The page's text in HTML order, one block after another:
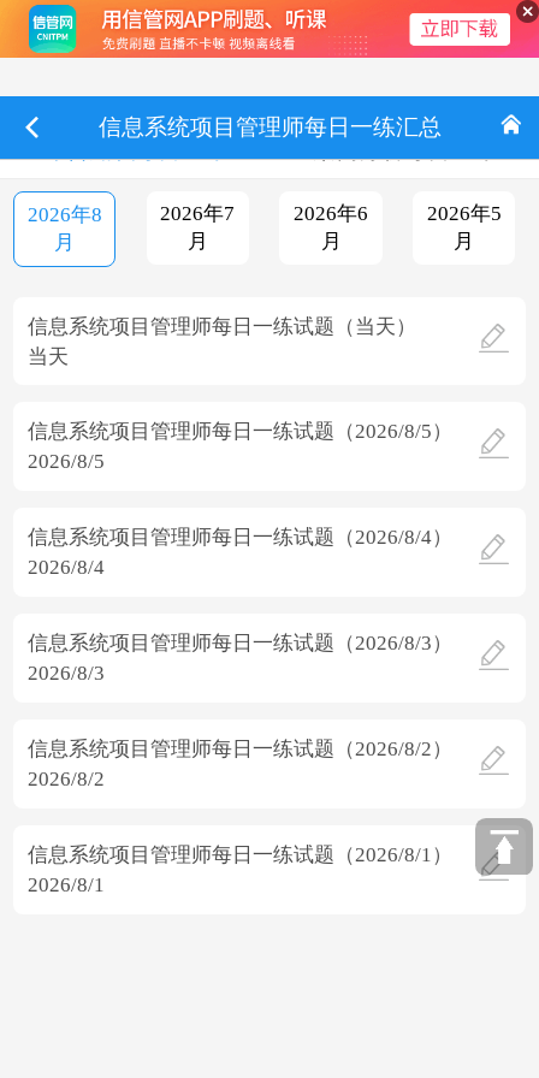
信息系统项目管理师每日一练汇总
2026年8
月
2026年7
月
2026年6
月
2026年5
月
信息系统项目管理师每日一练试题（当天）
当天
信息系统项目管理师每日一练试题（2026/8/5）
2026/8/5
信息系统项目管理师每日一练试题（2026/8/4）
2026/8/4
信息系统项目管理师每日一练试题（2026/8/3）
2026/8/3
信息系统项目管理师每日一练试题（2026/8/2）
2026/8/2
信息系统项目管理师每日一练试题（2026/8/1）
2026/8/1